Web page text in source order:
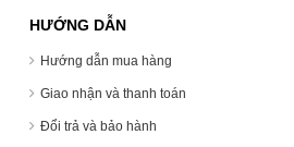
HƯỚNG DẪN
Hướng dẫn mua hàng
Giao nhận và thanh toán
Đổi trả và bảo hành